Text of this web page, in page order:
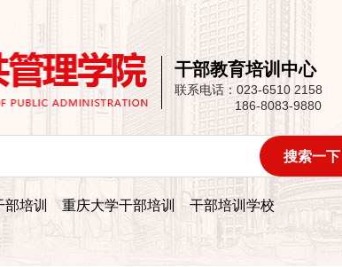
干部教育培训中心
联系电话： 023-6510 2158
186-8083-9880
部培训 重庆大学干部培训 干部培训学校
能力建设提升专题培训班成功举办
能力建设提升专题培训班成功举办
春县、重庆市巫山县竹贤乡2022年第一批“双百培养计
员干部“不忘初心、牢记使命”党政教育培训班在重庆
质提升和食品园区转型升级培训班在重庆大学正式开班
部宣传技能培训班在重庆大学公共管理学院开班